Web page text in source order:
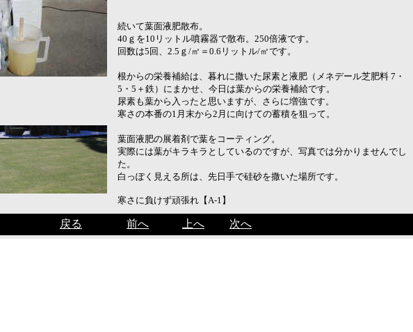
続いて葉面液肥散布。
40ｇを10リットル噴霧器で散布。250倍液です。
回数は5回、2.5ｇ/㎡＝0.6リットル/㎡です。
根からの栄養補給は、暮れに撒いた尿素と液肥（メネデール芝肥料 7・
5・5＋鉄）にまかせ、今日は葉からの栄養補給です。
尿素も葉から入ったと思いますが、さらに増強です。
寒さの本番の1月末から2月に向けての蓄積を狙って。
葉面液肥の展着剤で葉をコーティング。
実際には葉がキラキラとしているのですが、写真では分かりませんでし
た。
白っぽく見える所は、先日手で硅砂を撒いた場所です。
寒さに負けず頑張れ【A-1】
戻る 前へ 上へ 次へ